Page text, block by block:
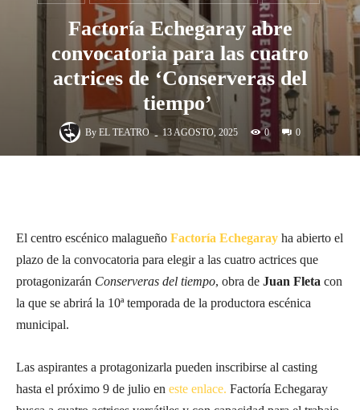
Factoría Echegaray abre
convocatoria para las cuatro
actrices de ‘Conserveras del
tiempo’​
By EL TEATRO - 13 AGOSTO, 2025 0 0
El centro escénico malagueño Factoría Echegaray ha abierto el
plazo de la convocatoria para elegir a las cuatro actrices que
protagonizarán Conserveras del tiempo, obra de Juan Fleta con
la que se abrirá la 10ª temporada de la productora escénica
municipal.
Las aspirantes a protagonizarla pueden inscribirse al casting
hasta el próximo 9 de julio en este enlace. Factoría Echegaray